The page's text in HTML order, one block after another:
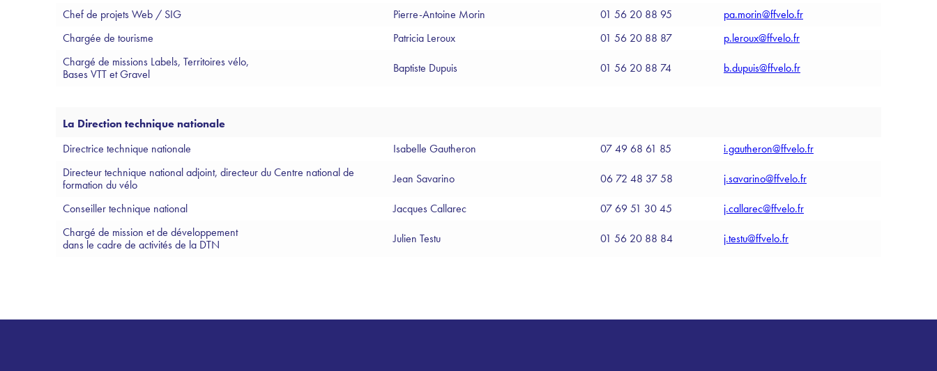
Chef de projets Web / SIG
Pierre-Antoine Morin 01 56 20 88 95
pa.morin@ffvelo.fr
Chargée de tourisme
Patricia Leroux 01 56 20 88 87
p.leroux@ffvelo.fr
Chargé de missions Labels, Territoires vélo,
Bases VTT et Gravel
Baptiste Dupuis 01 56 20 88 74 b.dupuis@ffvelo.fr
La Direction technique nationale
Directrice technique nationale
Isabelle Gautheron 07 49 68 61 85
i.gautheron@ffvelo.fr
Directeur technique national adjoint, directeur du Centre national de
formation du vélo
Jean Savarino 06 72 48 37 58 j.savarino@ffvelo.fr
Conseiller technique national Jacques Callarec 07 69 51 30 45
j.callarec@ffvelo.fr
Chargé de mission et de développement
dans le cadre de activités de la DTN
Julien Testu 01 56 20 88 84 j.testu@ffvelo.fr